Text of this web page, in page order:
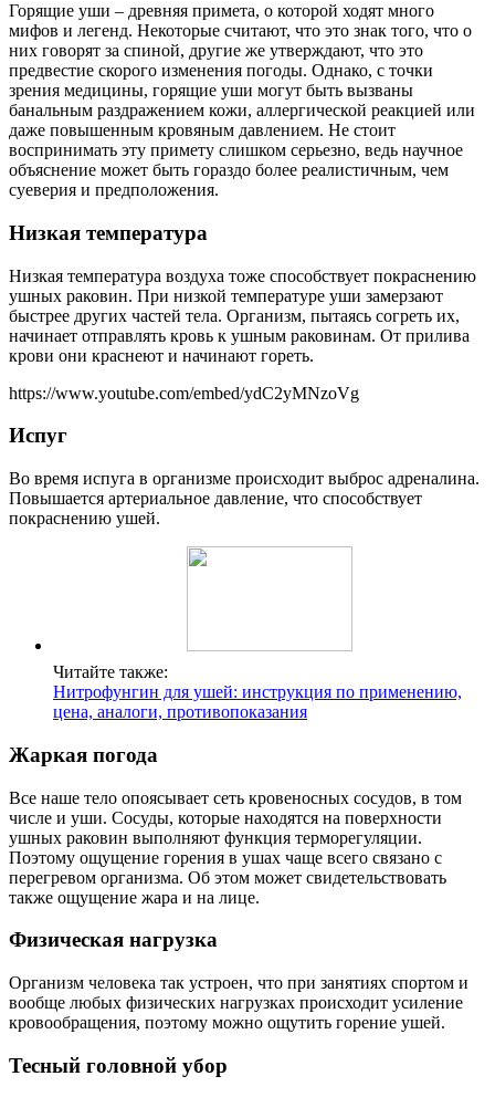
Горящие уши – древняя примета, о которой ходят много
мифов и легенд. Некоторые считают, что это знак того, что о
них говорят за спиной, другие же утверждают, что это
предвестие скорого изменения погоды. Однако, с точки
зрения медицины, горящие уши могут быть вызваны
банальным раздражением кожи, аллергической реакцией или
даже повышенным кровяным давлением. Не стоит
воспринимать эту примету слишком серьезно, ведь научное
объяснение может быть гораздо более реалистичным, чем
суеверия и предположения.
Низкая температура
Низкая температура воздуха тоже способствует покраснению
ушных раковин. При низкой температуре уши замерзают
быстрее других частей тела. Организм, пытаясь согреть их,
начинает отправлять кровь к ушным раковинам. От прилива
крови они краснеют и начинают гореть.
https://www.youtube.com/embed/ydC2yMNzoVg
Испуг
Во время испуга в организме происходит выброс адреналина.
Повышается артериальное давление, что способствует
покраснению ушей.
Читайте также:
Нитрофунгин для ушей: инструкция по применению,
цена, аналоги, противопоказания
Жаркая погода
Все наше тело опоясывает сеть кровеносных сосудов, в том
числе и уши. Сосуды, которые находятся на поверхности
ушных раковин выполняют функция терморегуляции.
Поэтому ощущение горения в ушах чаще всего связано с
перегревом организма. Об этом может свидетельствовать
также ощущение жара и на лице.
Физическая нагрузка
Организм человека так устроен, что при занятиях спортом и
вообще любых физических нагрузках происходит усиление
кровообращения, поэтому можно ощутить горение ушей.
Тесный головной убор